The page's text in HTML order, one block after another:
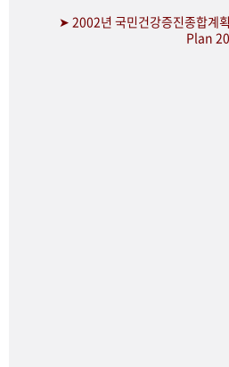
➤ 2002년 국민건강증진종합계
Plan